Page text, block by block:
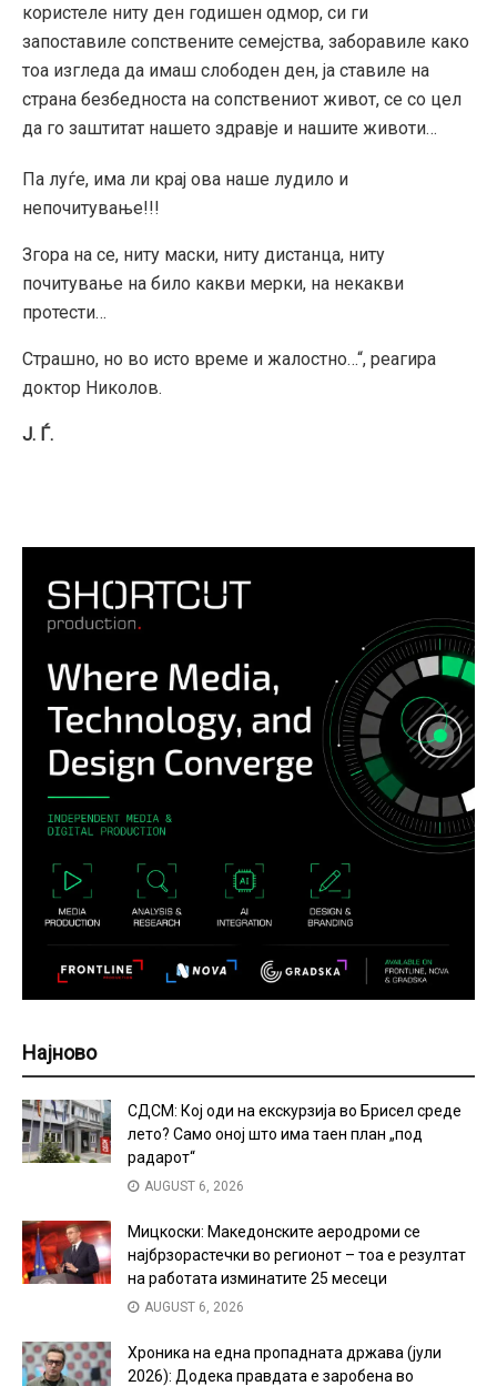
користеле ниту ден годишен одмор, си ги
запоставиле сопствените семејства, заборавиле како
тоа изгледа да имаш слободен ден, ја ставиле на
страна безбедноста на сопствениот живот, се со цел
да го заштитат нашето здравје и нашите животи…
Па луѓе, има ли крај ова наше лудило и
непочитување!!!
Згора на се, ниту маски, ниту дистанца, ниту
почитување на било какви мерки, на некакви
протести…
Страшно, но во исто време и жалостно…“, реагира
доктор Николов.
Ј. Ѓ.
Најново
СДСМ: Кој оди на екскурзија во Брисел среде
лето? Само оној што има таен план „под
радарот“
AUGUST 6, 2026
Мицкоски: Македонските аеродроми се
најбрзорастечки во регионот – тоа е резултат
на работата изминатите 25 месеци
AUGUST 6, 2026
Хроника на една пропадната држава (јули
2026): Додека правдата е заробена во